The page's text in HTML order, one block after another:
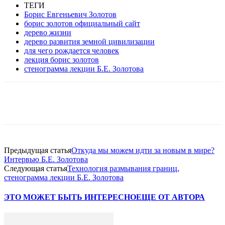
ТЕГИ
Борис Евгеньевич Золотов
борис золотов официальный сайт
дерево жизни
дерево развития земной цивилизации
для чего рождается человек
лекция борис золотов
стенограмма лекции Б.Е. Золотова
Предыдущая статьяОткуда мы можем идти за новым в мире?
Интервью Б.Е. Золотова
Следующая статьяТехнология размывания границ,
стенограмма лекции Б.Е. Золотова
ЭТО МОЖЕТ БЫТЬ ИНТЕРЕСНОЕЩЕ ОТ АВТОРА